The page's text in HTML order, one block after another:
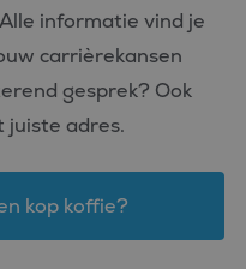
informatie vind je
carrièrekansen
gesprek? Ook
juiste adres.
kop koffie?